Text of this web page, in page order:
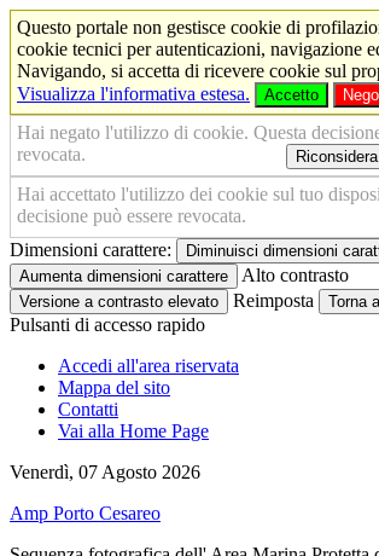
Questo portale non gestisce cookie di
cookie tecnici per autenticazioni, navigazione
Navigando, si accetta di ricevere cookie sul
Visualizza l'informativa estesa.
Accetto Nego
Hai negato l'utilizzo di cookie. Questa
revocata.
Hai accettato l'utilizzo dei cookie sul tuo
decisione può essere revocata.
Dimensioni carattere:
Diminuisci dimensioni
Aumenta dimensioni carattere
Alto contrasto
Versione a contrasto elevato Reimposta Torna
Pulsanti di accesso rapido
Accedi all'area riservata
Mappa del sito
Contatti
Vai alla Home Page
Venerdì, 07 Agosto 2026
Amp Porto Cesareo